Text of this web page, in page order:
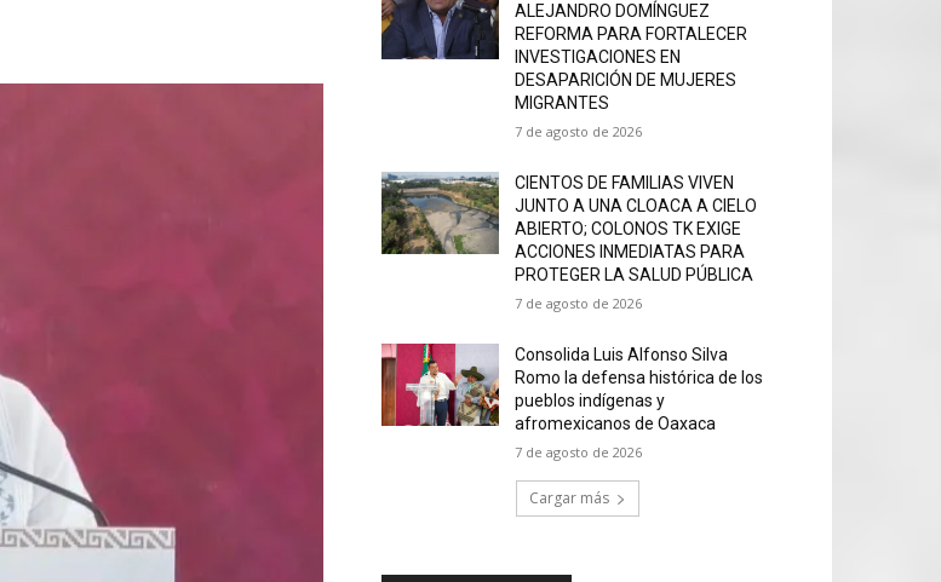
ALEJANDRO DOMÍNGUEZ
REFORMA PARA FORTALECER
INVESTIGACIONES EN
DESAPARICIÓN DE MUJERES
MIGRANTES
7 de agosto de 2026
CIENTOS DE FAMILIAS VIVEN
JUNTO A UNA CLOACA A CIELO
ABIERTO; COLONOS TK EXIGE
ACCIONES INMEDIATAS PARA
PROTEGER LA SALUD PÚBLICA
7 de agosto de 2026
Consolida Luis Alfonso Silva
Romo la defensa histórica de los
pueblos indígenas y
afromexicanos de Oaxaca
7 de agosto de 2026
Cargar más